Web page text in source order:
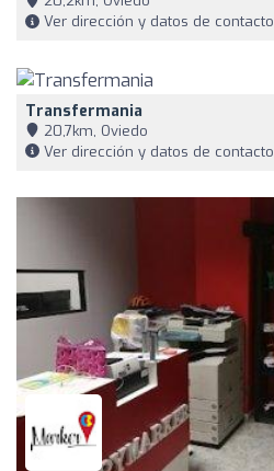
Ver dirección y datos de contacto
Transfermania
20,7km, Oviedo
Ver dirección y datos de contacto